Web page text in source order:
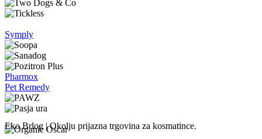
Symply
Pharmox
Pet Remedy
Eko Brlog | Okolju prijazna trgovina za kosmatince.